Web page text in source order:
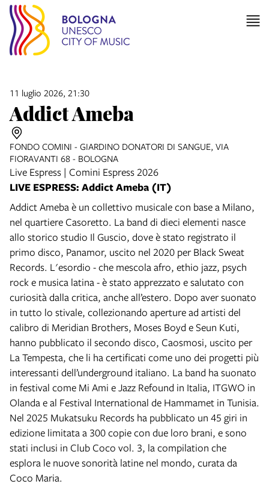
11 luglio 2026, 21:30
Addict Ameba
FONDO COMINI - GIARDINO DONATORI DI SANGUE, VIA
FIORAVANTI 68 - BOLOGNA
Live Espress | Comini Espress 2026
LIVE ESPRESS: Addict Ameba (IT)
Addict Ameba è un collettivo musicale con base a Milano,
nel quartiere Casoretto. La band di dieci elementi nasce
allo storico studio Il Guscio, dove è stato registrato il
primo disco, Panamor, uscito nel 2020 per Black Sweat
Records. L'esordio - che mescola afro, ethio jazz, psych
rock e musica latina - è stato apprezzato e salutato con
curiosità dalla critica, anche all’estero. Dopo aver suonato
in tutto lo stivale, collezionando aperture ad artisti del
calibro di Meridian Brothers, Moses Boyd e Seun Kuti,
hanno pubblicato il secondo disco, Caosmosi, uscito per
La Tempesta, che li ha certificati come uno dei progetti più
interessanti dell’underground italiano. La band ha suonato
in festival come Mi Ami e Jazz Refound in Italia, ITGWO in
Olanda e al Festival International de Hammamet in Tunisia.
Nel 2025 Mukatsuku Records ha pubblicato un 45 giri in
edizione limitata a 300 copie con due loro brani, e sono
stati inclusi in Club Coco vol. 3, la compilation che
esplora le nuove sonorità latine nel mondo, curata da
Coco Maria.